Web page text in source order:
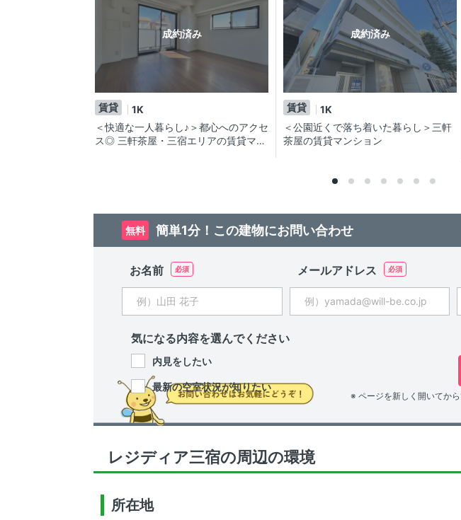
成約済み
賃貸
1K
＜快適な一人暮らし♪＞都心へのアクセ
ス◎ 三軒茶屋・三宿エリアの賃貸マン
成約済み
賃貸
1K
＜公園近くで落ち着いた暮らし＞三軒
茶屋の賃貸マンション
無料 簡単1分！この建物にお問い合わせ
お名前 メールアドレス
気になる内容を選んでください
内見をしたい
最新の空室状況が知りたい
※ ページを新しく開いてか
レジディア三宿の周辺の環境
所在地